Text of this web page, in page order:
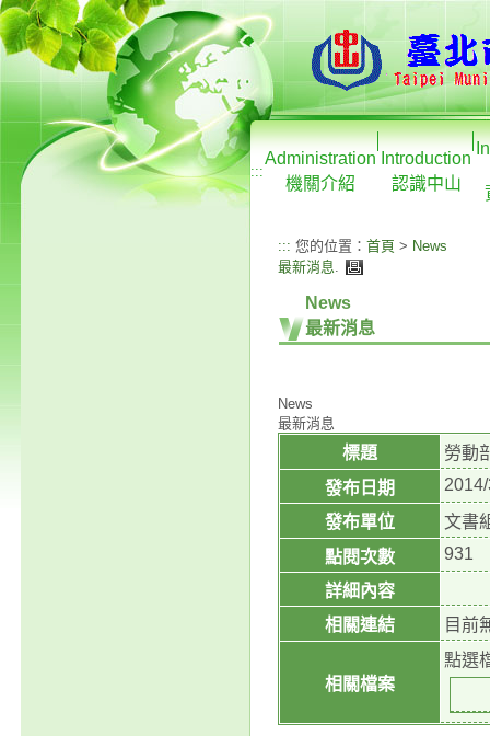
:::
Administration
機關介紹
Introduction
認識中山
::: 您的位置： 首頁 > News
最新消息.
News
最新消息
News
最新消息
標題
勞動
發布日期
發布單位
文書
點閱次數
931
詳細內容
相關連結
目前
相關檔案
點選